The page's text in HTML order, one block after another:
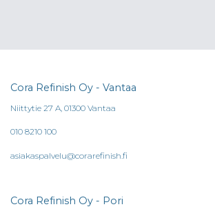
Cora Refinish Oy - Vantaa
Niittytie 27 A, 01300 Vantaa
010 8210 100
asiakaspalvelu@corarefinish.fi
Cora Refinish Oy - Pori